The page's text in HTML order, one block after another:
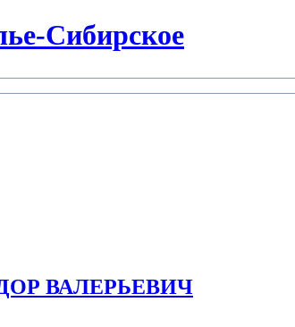
Сибирское
ВАЛЕРЬЕВИЧ